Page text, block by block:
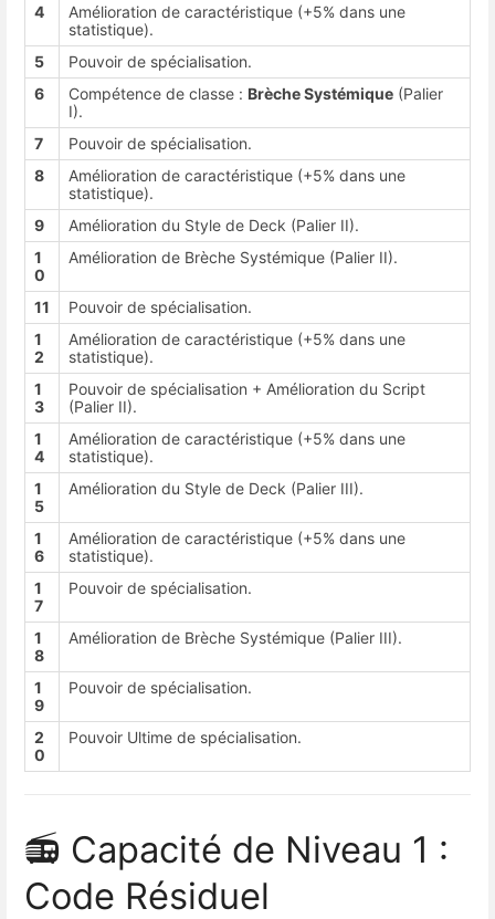
4
Amélioration de caractéristique (+5% dans une
statistique).
5
Pouvoir de spécialisation.
6
Compétence de classe : Brèche Systémique (Palier
I).
7
Pouvoir de spécialisation.
8
Amélioration de caractéristique (+5% dans une
statistique).
9
Amélioration du Style de Deck (Palier II).
1
0
Amélioration de Brèche Systémique (Palier II).
11
Pouvoir de spécialisation.
1
2
Amélioration de caractéristique (+5% dans une
statistique).
1
3
Pouvoir de spécialisation + Amélioration du Script
(Palier II).
1
4
Amélioration de caractéristique (+5% dans une
statistique).
1
5
Amélioration du Style de Deck (Palier III).
1
6
Amélioration de caractéristique (+5% dans une
statistique).
1
7
Pouvoir de spécialisation.
1
8
Amélioration de Brèche Systémique (Palier III).
1
9
Pouvoir de spécialisation.
2
0
Pouvoir Ultime de spécialisation.
📻 Capacité de Niveau 1 :
Code Résiduel